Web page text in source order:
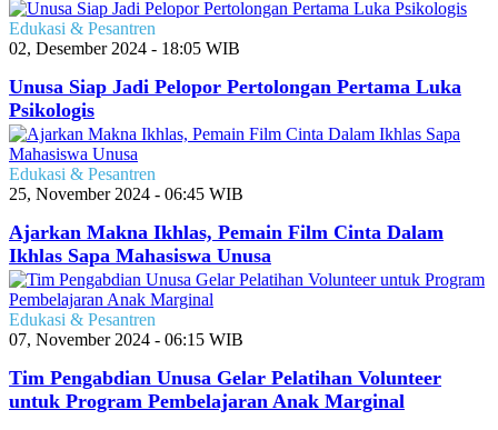
Edukasi & Pesantren
02, Desember 2024 - 18:05 WIB
Unusa Siap Jadi Pelopor Pertolongan Pertama Luka
Psikologis
Edukasi & Pesantren
25, November 2024 - 06:45 WIB
Ajarkan Makna Ikhlas, Pemain Film Cinta Dalam
Ikhlas Sapa Mahasiswa Unusa
Edukasi & Pesantren
07, November 2024 - 06:15 WIB
Tim Pengabdian Unusa Gelar Pelatihan Volunteer
untuk Program Pembelajaran Anak Marginal